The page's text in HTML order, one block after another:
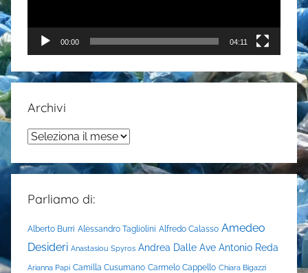
00:00 04:11
Archivi
Archivi
Parliamo di:
Alberto Burri Alessandro Tagliolini Alfredo Calasso Amedeo
Desideri Anastasiou Spyros Andrea Dalle Ave Antonio Reda
Arianna Papi Camilla Cusumano Carmelo Cappello Chiara Bigazzi